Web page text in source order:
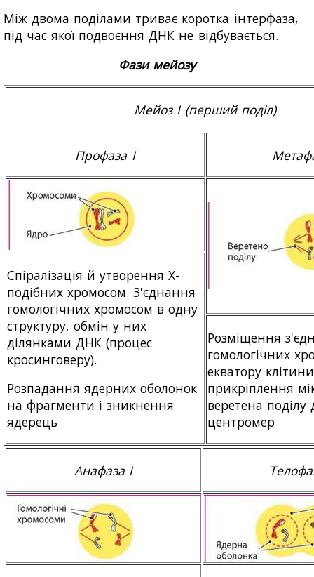
Між двома поділами триває коротка інтерфаза,
під час якої подвоєння ДНК не відбувається.
Фази мейозу
Мейоз I (перший поділ)
Профаза I
Спіралізація й утворення Х-
подібних хромосом. З'єднання
гомологічних хромосом в одну
структуру, обмін у них
ділянками ДНК (процес
кросинговеру).
Розпадання ядерних оболонок
на фрагменти і зникнення
ядерець
Розміщення
гомологічних
екватору
прикріплення
веретена поділу
центромер
Анафаза I